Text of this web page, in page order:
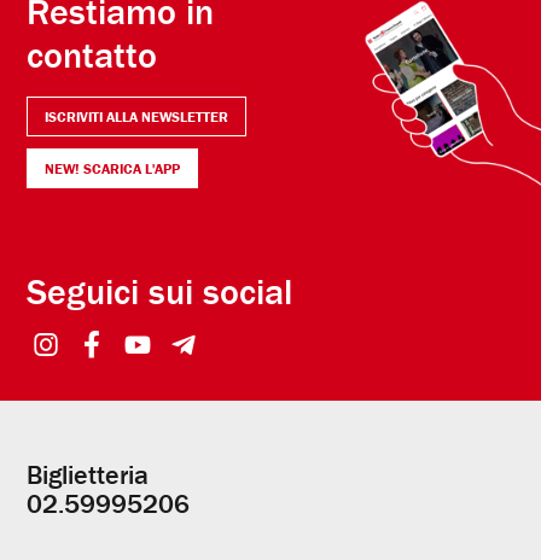
Restiamo in
contatto
ISCRIVITI ALLA NEWSLETTER
NEW! SCARICA L'APP
Seguici sui social
Informazioni
utili
Biglietteria
02.59995206